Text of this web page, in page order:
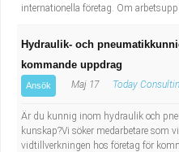
internationella företag. Om
Hydraulik- och
kommande uppdrag
Ansök Maj 17 Today
Är du kunnig inom hydraulik och
kunskap?Vi söker medarbetare som
vidtillverkningen hos företag för